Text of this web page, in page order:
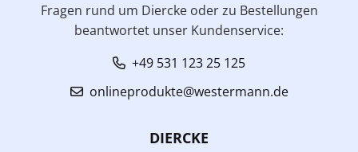
Fragen rund um Diercke oder zu Bestellungen
beantwortet unser Kundenservice:
+49 531 123 25 125
onlineprodukte@westermann.de
DIERCKE